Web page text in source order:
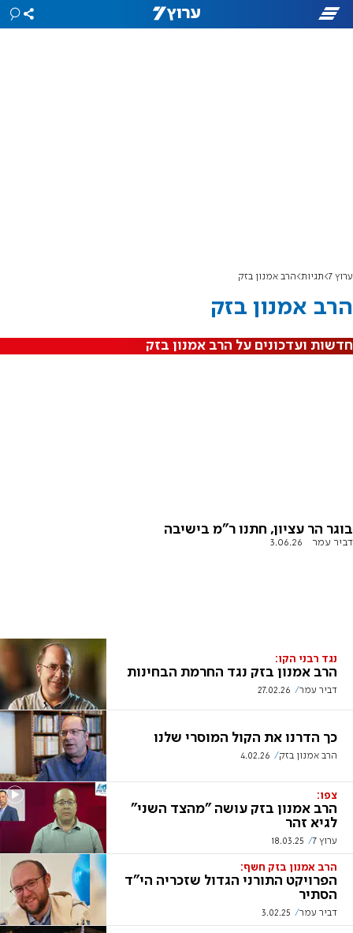
ערוץ 7 תגיות הרב אמנון בזק
הרב אמנון בזק
חדשות ועדכונים על הרב אמנון בזק
בוגר הר עציון, חתנו ר"מ בישיבה
דביר עמר 3.06.26
נגד רבני הקו:
הרב אמנון בזק נגד החרמת הבחינות
דביר עמר 27.02.26
כך הדרנו את הקול המוסרי שלנו
הרב אמנון בזק 4.02.26
צפו:
הרב אמנון בזק עושה "מהצד השני"
לגיא זהר
ערוץ 7 18.03.25
הרב אמנון בזק חשף:
הפרויקט התורני הגדול שזכריה הי"ד
הסתיר
דביר עמר 3.02.25